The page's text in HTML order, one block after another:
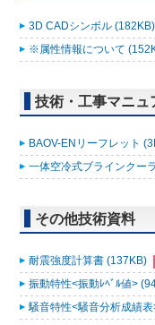
3D CADシンボル (182KB)
※属性情報について
技術・工事マニュ
BAOV-ENリーフレット
一体空冷式ブラインクー
その他技術資料
耐震強度計算書 (137KB)
振動特性<振動ﾚﾍﾞﾙ値>
騒音特性<騒音分析成績